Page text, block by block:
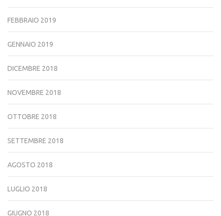
FEBBRAIO 2019
GENNAIO 2019
DICEMBRE 2018
NOVEMBRE 2018
OTTOBRE 2018
SETTEMBRE 2018
AGOSTO 2018
LUGLIO 2018
GIUGNO 2018